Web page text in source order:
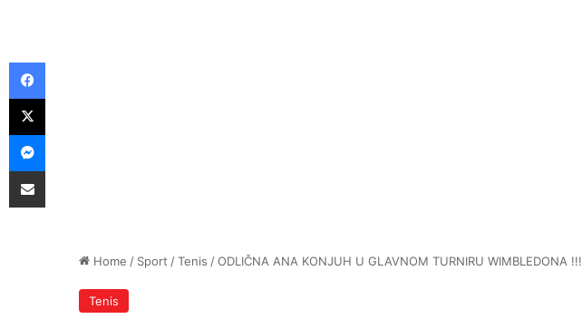
Home / Sport /Tenis /ODLIČNA ANA KONJUH U GLAVNOM TURNIRU WIMBLEDONA !!!
Tenis
Facebook
X
Messenger
Podijeli putem E-maila